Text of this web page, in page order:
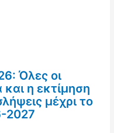
Όλες οι
και η εκτίμηση
μέχρι το
2027